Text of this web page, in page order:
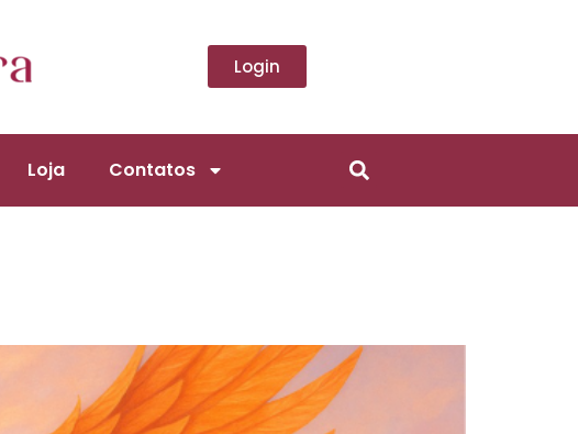
Login
Loja Contatos